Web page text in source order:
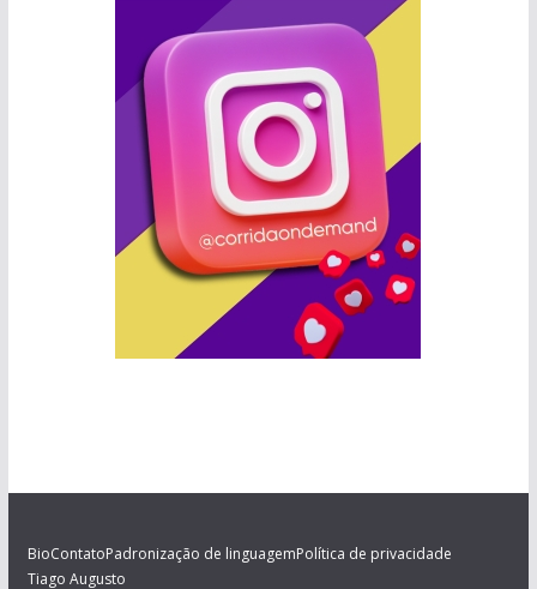
BioContatoPadronização de linguagemPolítica de privacidade
Tiago Augusto